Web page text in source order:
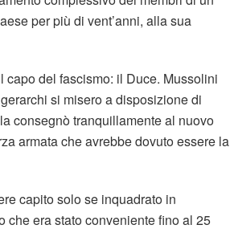
per più di vent’anni, alla sua
capo del fascismo: il Duce. Mussolini
si misero a disposizione di
consegnò tranquillamente al nuovo
armata che avrebbe dovuto essere la
capito solo se inquadrato in
che era stato conveniente fino al 25